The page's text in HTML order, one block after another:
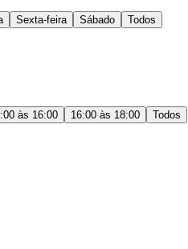
Sexta-feira Sábado Todos
às 16:00 16:00 às 18:00 Todos